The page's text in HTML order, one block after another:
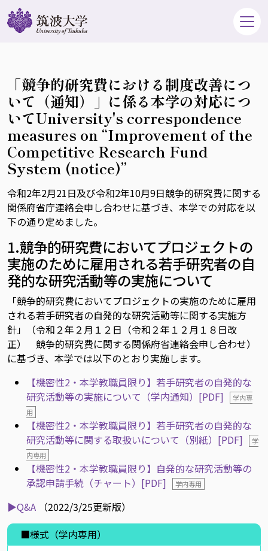
「競争的研究費における制度改善につ
いて（通知）」に係る本学の対応につ
いてUniversity's correspondence
measures on “Improvement of the
Competitive Research Fund
System (notice)”
令和2年2月21日及び令和2年10月9日競争的研究費に関する
関係府省庁連絡会申し合わせに基づき、本学での対応を以
下の通り定めました。
1.競争的研究費においてプロジェクトの
実施のために雇用される若手研究者の自
発的な研究活動等の実施について
「競争的研究費においてプロジェクトの実施のために雇用
される若手研究者の自発的な研究活動等に関する実施方
針」（令和２年２月１２日（令和２年１２月１８日改
正） 競争的研究費に関する関係府省連絡会申し合わせ）
に基づき、本学では以下のとおり実施します。
【機密性2・本学教職員限り】若手研究者の自発的な
研究活動等の実施について（学内通知）[PDF]
学内専
用
【機密性2・本学教職員限り】若手研究者の自発的な
研究活動等に関する取扱いについて（別紙）[PDF]
学
内専用
【機密性2・本学教職員限り】自発的な研究活動等の
承認申請手続（チャート）[PDF]
学内専用
▶Q&A
（2022/3/25更新版）
■様式（学内専用）